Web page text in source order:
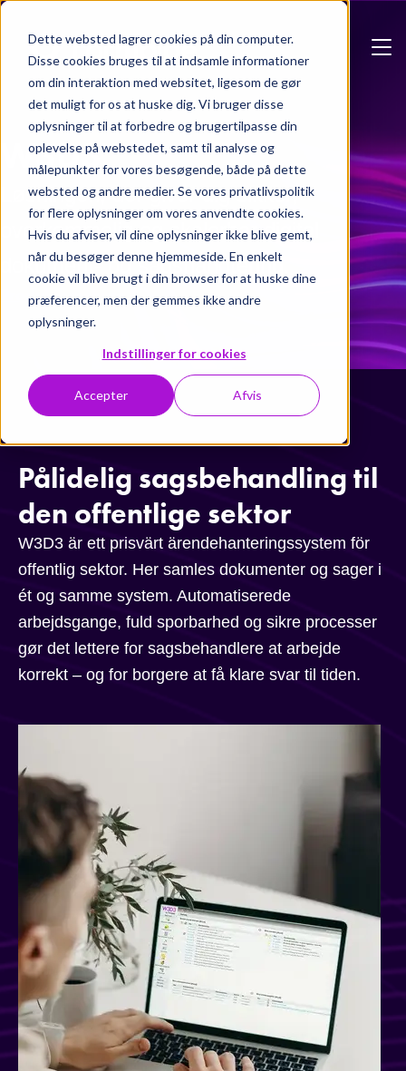
Dette websted lagrer cookies på din computer.
Disse cookies bruges til at indsamle informationer
om din interaktion med websitet, ligesom de gør
det muligt for os at huske dig. Vi bruger disse
oplysninger til at forbedre og brugertilpasse din
oplevelse på webstedet, samt til analyse og
målepunkter for vores besøgende, både på dette
websted og andre medier. Se vores privatlivspolitik
for flere oplysninger om vores anvendte cookies.
Hvis du afviser, vil dine oplysninger ikke blive gemt,
når du besøger denne hjemmeside. En enkelt
cookie vil blive brugt i din browser for at huske dine
præferencer, men der gemmes ikke andre
oplysninger.
Indstillinger for cookies
Accepter Afvis
Skip to main content
W3D3
Løsningen, der giver dig sikker,
overkommelig og skalerbar digital
dokument- og sagshåndtering.
Produktbrochure
Pålidelig sagsbehandling til
den offentlige sektor
W3D3 är ett prisvärt ärendehanteringssystem för
offentlig sektor. Her samles dokumenter og sager i
ét og samme system. Automatiserede
arbejdsgange, fuld sporbarhed og sikre processer
gør det lettere for sagsbehandlere at arbejde
korrekt – og for borgere at få klare svar til tiden.